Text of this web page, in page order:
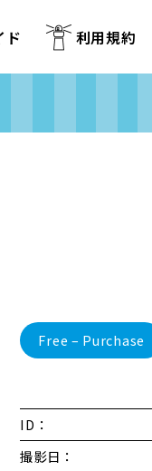
ド 利用規約
Free – Purchase
ID：
撮影日：